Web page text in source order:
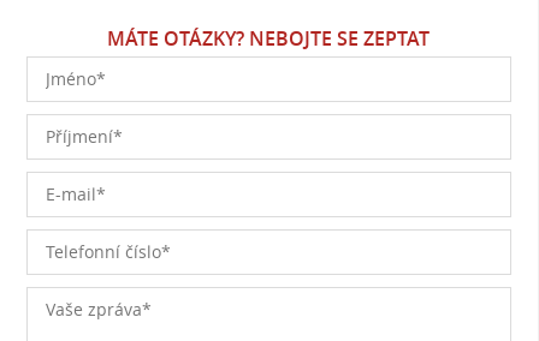
MÁTE OTÁZKY? NEBOJTE SE ZEPTAT